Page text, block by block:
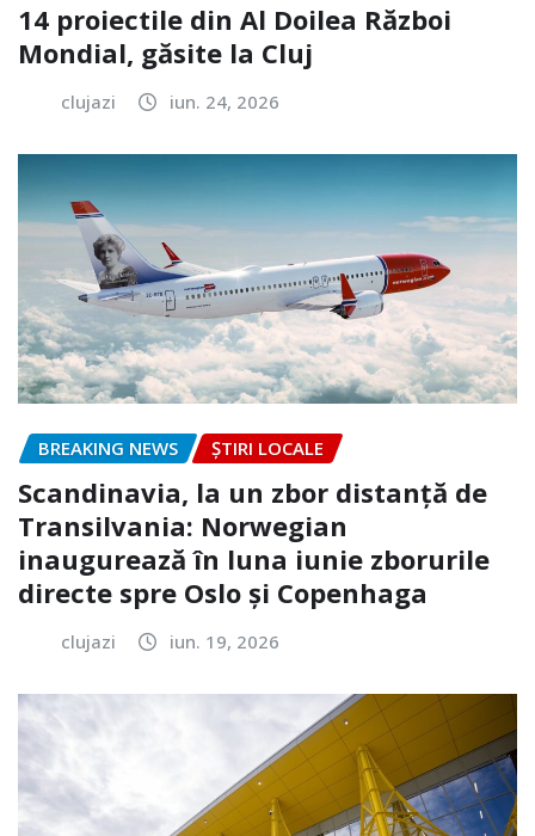
14 proiectile din Al Doilea Război
Mondial, găsite la Cluj
clujazi iun. 24, 2026
BREAKING NEWS ȘTIRI LOCALE
Scandinavia, la un zbor distanță de
Transilvania: Norwegian
inaugurează în luna iunie zborurile
directe spre Oslo și Copenhaga
clujazi iun. 19, 2026